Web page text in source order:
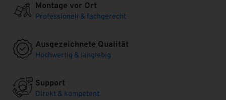
Montage vor Ort
Professionell & fachgerecht
Ausgezeichnete Qualität
Hochwertig & langlebig
Support
Direkt & kompetent